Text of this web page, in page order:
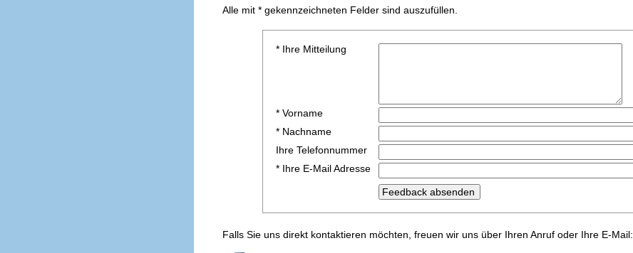
Alle mit * gekennzeichneten Felder sind auszufüllen.
* Ihre Mitteilung
* Vorname
* Nachname
Ihre Telefonnummer
* Ihre E-Mail Adresse
Falls Sie uns direkt kontaktieren möchten, freuen wir uns über Ihren Anruf oder Ihre E-Mail: